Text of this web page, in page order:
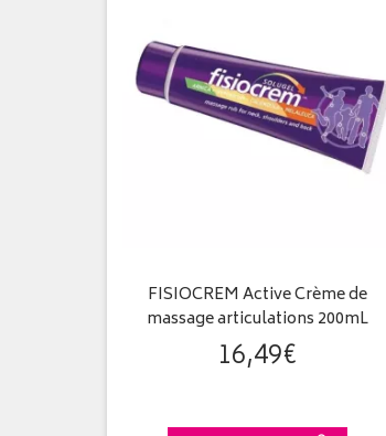
FISIOCREM Active Crème de
massage articulations 200mL
16,49€